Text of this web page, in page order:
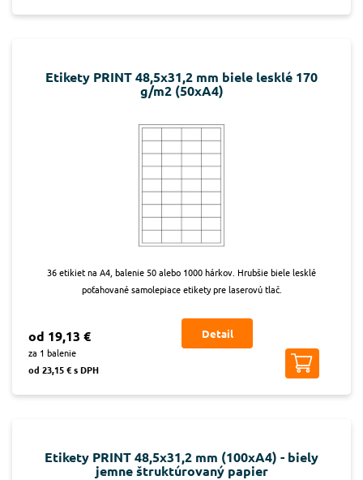
Etikety PRINT 48,5x31,2 mm biele lesklé 170
g/m2 (50xA4)
36 etikiet na A4, balenie 50 alebo 1000 hárkov. Hrubšie biele lesklé
poťahované samolepiace etikety pre laserovú tlač.
od 19,13 €
za 1 balenie
od 23,15 € s DPH
Detail
Etikety PRINT 48,5x31,2 mm (100xA4) - biely
jemne štruktúrovaný papier